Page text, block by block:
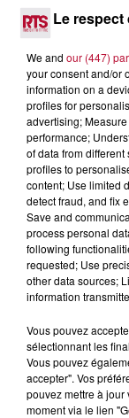
4 août 2026
Fête de la
Le
We and our (447)
your consent and/or
information on a
profiles for
advertising;
performance;
of data from
profiles to
content; Use limited
detect fraud, and fix
Save and
process personal
following
requested; Use
other data sources;
information
Vous pouvez
sélectionnant les
Vous pouvez
accepter". Vos
pouvez mettre à jour
moment via le lien